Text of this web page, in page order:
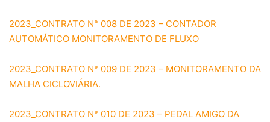
2023_CONTRATO N° 008 DE 2023 – CONTADOR
AUTOMÁTICO MONITORAMENTO DE FLUXO
2023_CONTRATO N° 009 DE 2023 – MONITORAMENTO DA
MALHA CICLOVIÁRIA.
2023_CONTRATO N° 010 DE 2023 – PEDAL AMIGO DA